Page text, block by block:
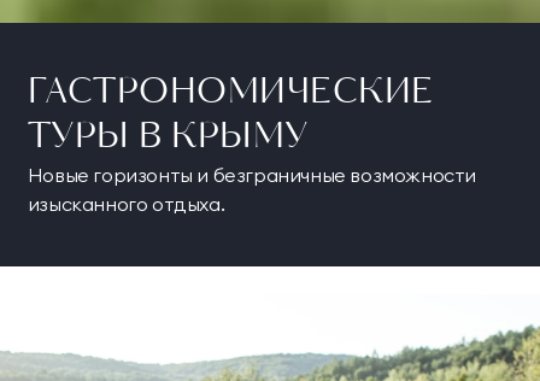
ГАСТРОНОМИЧЕСКИЕ
ТУРЫ В КРЫМУ
Новые горизонты и безграничные возможности
изысканного отдыха.